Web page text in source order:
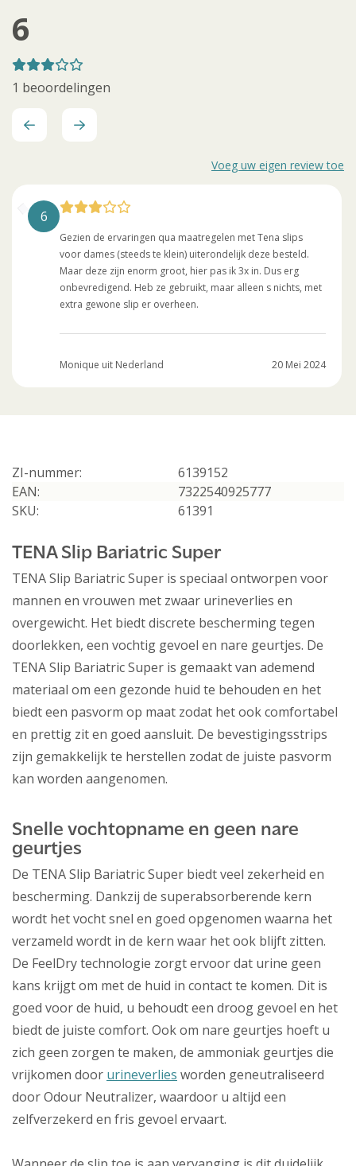
6
1 beoordelingen
Voeg uw eigen review toe
6
Gezien de ervaringen qua maatregelen met Tena slips
voor dames (steeds te klein) uiterondelijk deze besteld.
Maar deze zijn enorm groot, hier pas ik 3x in. Dus erg
onbevredigend. Heb ze gebruikt, maar alleen s nichts, met
extra gewone slip er overheen.
Monique uit Nederland 20 Mei 2024
ZI-nummer:
6139152
EAN:
7322540925777
SKU:
61391
TENA Slip Bariatric Super
TENA Slip Bariatric Super is speciaal ontworpen voor
mannen en vrouwen met zwaar urineverlies en
overgewicht. Het biedt discrete bescherming tegen
doorlekken, een vochtig gevoel en nare geurtjes. De
TENA Slip Bariatric Super is gemaakt van ademend
materiaal om een gezonde huid te behouden en het
biedt een pasvorm op maat zodat het ook comfortabel
en prettig zit en goed aansluit. De bevestigingsstrips
zijn gemakkelijk te herstellen zodat de juiste pasvorm
kan worden aangenomen.
Snelle vochtopname en geen nare
geurtjes
De TENA Slip Bariatric Super biedt veel zekerheid en
bescherming. Dankzij de superabsorberende kern
wordt het vocht snel en goed opgenomen waarna het
verzameld wordt in de kern waar het ook blijft zitten.
De FeelDry technologie zorgt ervoor dat urine geen
kans krijgt om met de huid in contact te komen. Dit is
goed voor de huid, u behoudt een droog gevoel en het
biedt de juiste comfort. Ook om nare geurtjes hoeft u
zich geen zorgen te maken, de ammoniak geurtjes die
vrijkomen door urineverlies worden geneutraliseerd
door Odour Neutralizer, waardoor u altijd een
zelfverzekerd en fris gevoel ervaart.